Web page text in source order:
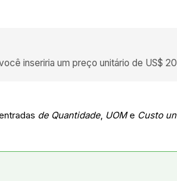
inseriria um preço unitário de US$
de Quantidade, UOMe Custo